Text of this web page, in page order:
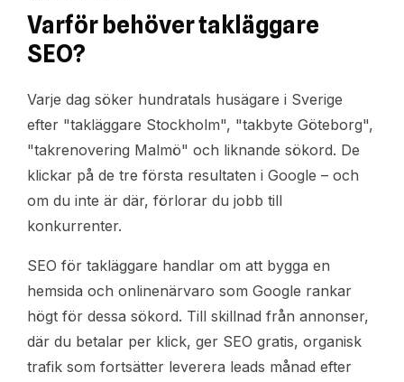
Varför behöver takläggare
SEO?
Varje dag söker hundratals husägare i Sverige
efter "takläggare Stockholm", "takbyte Göteborg",
"takrenovering Malmö" och liknande sökord. De
klickar på de tre första resultaten i Google – och
om du inte är där, förlorar du jobb till
konkurrenter.
SEO för takläggare handlar om att bygga en
hemsida och onlinenärvaro som Google rankar
högt för dessa sökord. Till skillnad från annonser,
där du betalar per klick, ger SEO gratis, organisk
trafik som fortsätter leverera leads månad efter